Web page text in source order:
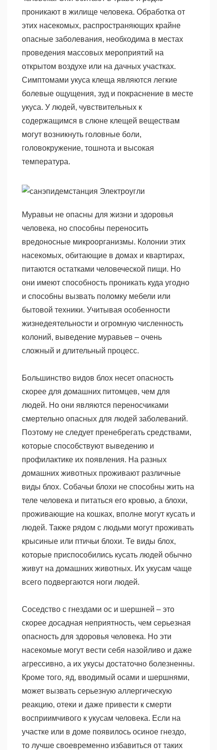
проникают в жилище человека. Обработка от
этих насекомых, распространяющих крайне
опасные заболевания, необходима в местах
проведения массовых мероприятий на
открытом воздухе или на дачных участках.
Симптомами укуса клеща являются легкие
болевые ощущения, зуд и покраснение в месте
укуса. У людей, чувствительных к
содержащимся в слюне клещей веществам
могут возникнуть головные боли,
головокружение, тошнота и высокая
температура.
Муравьи не опасны для жизни и здоровья
человека, но способны переносить
вредоносные микроорганизмы. Колонии этих
насекомых, обитающие в домах и квартирах,
питаются остатками человеческой пищи. Но
они имеют способность проникать куда угодно
и способны вызвать поломку мебели или
бытовой техники. Учитывая особенности
жизнедеятельности и огромную численность
колоний, выведение муравьев – очень
сложный и длительный процесс.
Большинство видов блох несет опасность
скорее для домашних питомцев, чем для
людей. Но они являются переносчиками
смертельно опасных для людей заболеваний.
Поэтому не следует пренебрегать средствами,
которые способствуют выведению и
профилактике их появления. На разных
домашних животных проживают различные
виды блох. Собачьи блохи не способны жить на
теле человека и питаться его кровью, а блохи,
проживающие на кошках, вполне могут кусать и
людей. Также рядом с людьми могут проживать
крысиные или птичьи блохи. Те виды блох,
которые приспособились кусать людей обычно
живут на домашних животных. Их укусам чаще
всего подвергаются ноги людей.
Соседство с гнездами ос и шершней – это
скорее досадная неприятность, чем серьезная
опасность для здоровья человека. Но эти
насекомые могут вести себя назойливо и даже
агрессивно, а их укусы достаточно болезненны.
Кроме того, яд, вводимый осами и шершнями,
может вызвать серьезную аллергическую
реакцию, отеки и даже привести к смерти
восприимчивого к укусам человека. Если на
участке или в доме появилось осиное гнездо,
то лучше своевременно избавиться от таких